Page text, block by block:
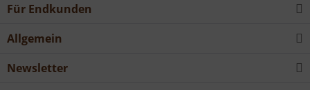
Für Endkunden
Allgemein
Newsletter